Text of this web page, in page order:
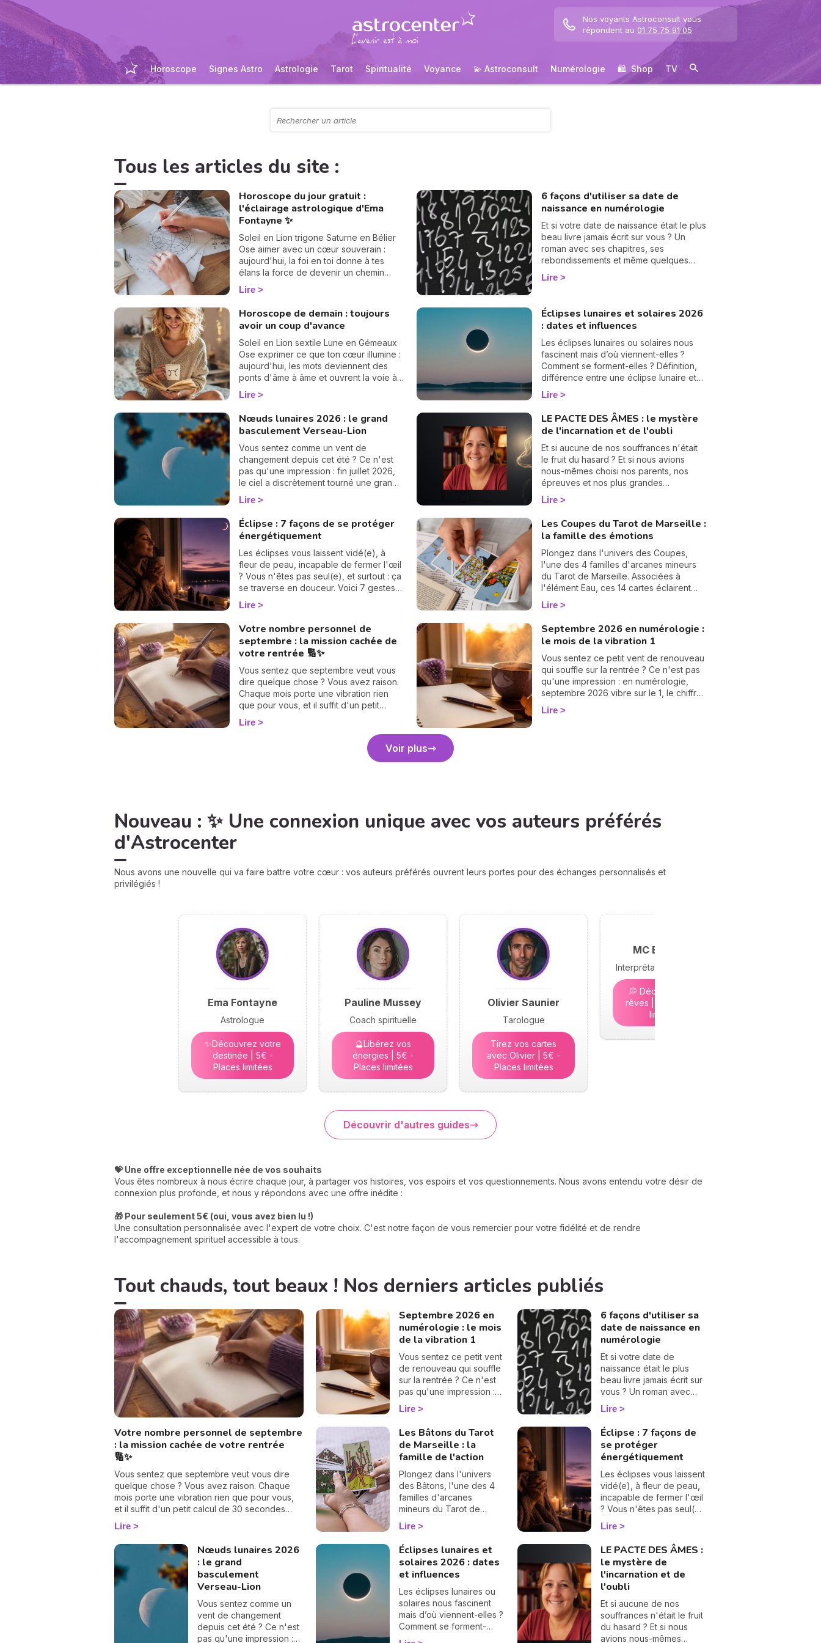
Nos voyants Astroconsult vous
répondent au 01 75 75 91 05
Horoscope Signes Astro Astrologie Tarot Spiritualité Voyance 💫 Astroconsult Numérologie 🛍 ️ Shop TV
Tous les articles du site :
Horoscope du jour gratuit :
l'éclairage astrologique d'Ema
Fontayne ✨
Soleil en Lion trigone Saturne en Bélier
Ose aimer avec un cœur souverain :
aujourd'hui, la foi en toi donne à tes
élans la force de devenir un chemin
lumineux.
Lire
6 façons d'utiliser sa date de
naissance en numérologie
Et si votre date de naissance était le plus
beau livre jamais écrit sur vous ? Un
roman avec ses chapitres, ses
rebondissements et même quelques
cartes cachées dans la manche. La
numérologie vous aide à en tourner les
comment… 🔢
Lire
Horoscope de demain : toujours
avoir un coup d'avance
Soleil en Lion sextile Lune en Gémeaux
Ose exprimer ce que ton cœur illumine :
aujourd'hui, les mots deviennent des
ponts d'âme à âme et ouvrent la voie à
des élans sincères.
Lire
Éclipses lunaires et solaires 2026
: dates et influences
Les éclipses lunaires ou solaires nous
fascinent mais d’où viennent-elles ?
Comment se forment-elles ? Définition,
différence entre une éclipse lunaire et
solaire, influence en astrologie et dates
des éclipses en 2025, je vous dis tout
Lire
Nœuds lunaires 2026 : le grand
basculement Verseau-Lion
Vous sentez comme un vent de
changement depuis cet été ? Ce n'est
pas qu'une impression : fin juillet 2026,
le ciel a discrètement tourné une grande
page. Les nœuds lunaires ont changé
d'axe ! Le nœud nord quitte les
Poissons pour s'installer en Verseau,
pendant que le nœud sud passe de la
Vierge au Lion. Rassurez-vous, pas
besoin d'être astrologue pour le
ressentir : ce basculement, qui n'arrive
que tous les 18 mois environ, vient
rebattre en douceur les cartes de votre
adorer la suite. 💫
Lire
LE PACTE DES ÂMES : le mystère
de l'incarnation et de l'oubli
Et si aucune de nos souffrances n'était
le fruit du hasard ? Et si nous avions
nous-mêmes choisi nos parents, nos
épreuves et nos plus grandes
déchirures, bien avant notre premier
souffle ? C'est le vertigineux mystère du
Vanesa Vidente, voyante, tarologue et
médium reconnue sur Wengo. Forte de
nombreuses années d'expérience et
plébiscitée par sa communauté — 2972
avis reçus, dont 99,4 % sont des avis
positifs ou très positifs —, elle est
rapides et précises, idéales pour celles
et ceux qui souhaitent avancer sans
hésiter. Dans cet article, elle lève le voile
sur les raisons profondes de notre
incarnation.
Lire
Éclipse : 7 façons de se protéger
énergétiquement
Les éclipses vous laissent vidé(e), à
fleur de peau, incapable de fermer l'œil
? Vous n'êtes pas seul(e), et surtout : ça
se traverse en douceur. Voici 7 gestes
simples et bienveillants pour vous
protéger énergétiquement et retrouver
Lire
Les Coupes du Tarot de Marseille :
la famille des émotions
Plongez dans l'univers des Coupes,
l'une des 4 familles d'arcanes mineurs
du Tarot de Marseille. Associées à
l'élément Eau, ces 14 cartes éclairent
votre vie sentimentale, vos relations et
l'état de votre cœur. Découvrez leur
signification complète et ce qu'elles
révèlent dans votre tirage.
Lire
Votre nombre personnel de
septembre : la mission cachée de
votre rentrée 🔢✨
Vous sentez que septembre veut vous
dire quelque chose ? Vous avez raison.
Chaque mois porte une vibration rien
que pour vous, et il suffit d'un petit
calcul de 30 secondes pour la révéler.
Suivez le guide : on trouve votre
nombre personnel, puis votre mission de
septembre, chiffre par chiffre. 🔢
Lire
Septembre 2026 en numérologie :
le mois de la vibration 1
Vous sentez ce petit vent de renouveau
qui souffle sur la rentrée ? Ce n'est pas
qu'une impression : en numérologie,
septembre 2026 vibre sur le 1, le chiffre
des commencements. Après un mois
d'août tourné vers les bilans, place à la
Lire
Voir plus
Nouveau : ✨ Une connexion unique avec vos auteurs préférés
d'Astrocenter
Nous avons une nouvelle qui va faire battre votre cœur : vos auteurs préférés ouvrent leurs portes pour des échanges personnalisés et
privilégiés !
Ema Fontayne
Astrologue
✨Découvrez votre
destinée | 5€ -
Places limitées
Pauline Mussey
Coach spirituelle
🔮Libérez vos
énergies | 5€ -
Places limitées
Olivier Saunier
Tarologue
Tirez vos cartes
avec Olivier | 5€ -
Places limitées
MC Bramond
Interprétation des rêves
💭 Décryptez vos
rêves | 5€ - Places
limitées
Découvrir d'autres guides
💝 Une offre exceptionnelle née de vos souhaits
Vous êtes nombreux à nous écrire chaque jour, à partager vos histoires, vos espoirs et vos questionnements. Nous avons entendu votre désir de
connexion plus profonde, et nous y répondons avec une offre inédite :
🎁 Pour seulement 5€ (oui, vous avez bien lu !)
Une consultation personnalisée avec l'expert de votre choix. C'est notre façon de vous remercier pour votre fidélité et de rendre
l'accompagnement spirituel accessible à tous.
Tout chauds, tout beaux ! Nos derniers articles publiés
Votre nombre personnel de septembre
: la mission cachée de votre rentrée
🔢✨
Vous sentez que septembre veut vous dire
quelque chose ? Vous avez raison. Chaque
mois porte une vibration rien que pour vous,
et il suffit d'un petit calcul de 30 secondes
pour la révéler. Suivez le guide : on trouve
votre nombre personnel, puis votre mission de
septembre, chiffre par chiffre. 🔢
Lire
Septembre 2026 en
numérologie : le mois
de la vibration 1
Vous sentez ce petit vent
de renouveau qui souffle
sur la rentrée ? Ce n'est
pas qu'une impression :
en numérologie,
septembre 2026 vibre sur
le 1, le chiffre des
commencements. Après
un mois d'août tourné
vers les bilans, place à la
page blanche. On vous
raconte le climat de ce
mois pas comme les
autres. 🌱
Lire
6 façons d'utiliser sa
date de naissance en
numérologie
Et si votre date de
naissance était le plus
beau livre jamais écrit sur
vous ? Un roman avec
ses chapitres, ses
rebondissements et
même quelques cartes
cachées dans la manche.
La numérologie vous aide
à en tourner les pages,
une à une. On vous
montre comment… 🔢
Lire
Les Bâtons du Tarot
de Marseille : la
famille de l'action
Plongez dans l'univers
des Bâtons, l'une des 4
familles d'arcanes
mineurs du Tarot de
Marseille. Associées à
l'élément Feu, ces cartes
éclairent votre énergie,
vos projets et votre
ambition. Découvrez leur
signification complète et
ce qu'elles révèlent dans
votre tirage.
Lire
Éclipse : 7 façons de
se protéger
énergétiquement
Les éclipses vous laissent
vidé(e), à fleur de peau,
incapable de fermer l'œil
? Vous n'êtes pas seul(e),
et surtout : ça se traverse
en douceur. Voici 7
bienveillants pour vous
protéger
énergétiquement et
retrouver votre calme
intérieur. 🛡️🌒
Lire
Nœuds lunaires 2026
: le grand
basculement
Verseau-Lion
Vous sentez comme un
vent de changement
depuis cet été ? Ce n'est
pas qu'une impression :
Éclipses lunaires et
solaires 2026 : dates
et influences
Les éclipses lunaires ou
solaires nous fascinent
mais d’où viennent-elles ?
Comment se forment-
elles ? Définition,
LE PACTE DES ÂMES :
le mystère de
l'incarnation et de
l'oubli
Et si aucune de nos
souffrances n'était le fruit
du hasard ? Et si nous
avions nous-mêmes